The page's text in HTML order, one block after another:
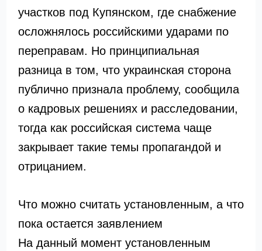
участков под Купянском, где снабжение
осложнялось российскими ударами по
переправам. Но принципиальная
разница в том, что украинская сторона
публично признала проблему, сообщила
о кадровых решениях и расследовании,
тогда как российская система чаще
закрывает такие темы пропагандой и
отрицанием.
Что можно считать установленным, а что
пока остается заявлением
На данный момент установленным